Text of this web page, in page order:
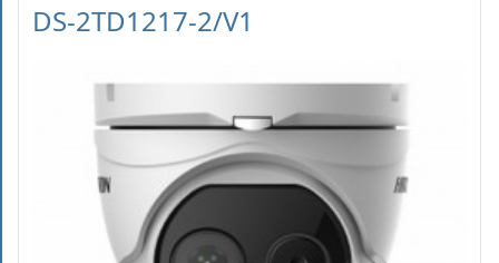
DS-2TD1217-2/V1